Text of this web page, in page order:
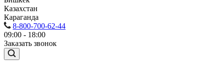
Казахстан
Караганда
8-800-700-62-44
09:00 - 18:00
Заказать звонок